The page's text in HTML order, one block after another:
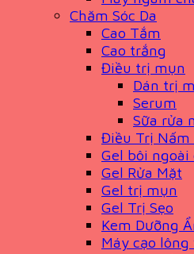
Chăm Sóc Da
Cao Tắm
Cao trắng
Điều trị mụn
Dán trị
Serum
Sữa rửa
Điều Trị Nấm
Gel bôi ngoài
Gel Rửa Mặt
Gel trị mụn
Gel Trị Sẹo
Kem Dưỡng
Máy cạo